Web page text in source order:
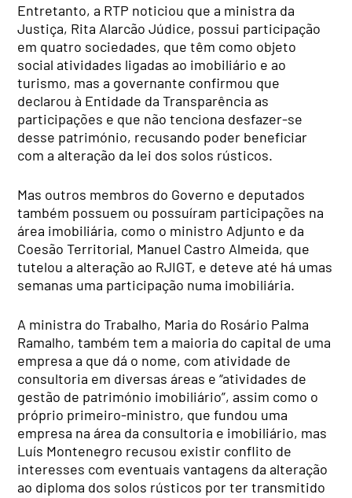
Entretanto, a RTP noticiou que a ministra da
Justiça, Rita Alarcão Júdice, possui participação
em quatro sociedades, que têm como objeto
social atividades ligadas ao imobiliário e ao
turismo, mas a governante confirmou que
declarou à Entidade da Transparência as
participações e que não tenciona desfazer-se
desse património, recusando poder beneficiar
com a alteração da lei dos solos rústicos.
Mas outros membros do Governo e deputados
também possuem ou possuíram participações na
área imobiliária, como o ministro Adjunto e da
Coesão Territorial, Manuel Castro Almeida, que
tutelou a alteração ao RJIGT, e deteve até há umas
semanas uma participação numa imobiliária.
A ministra do Trabalho, Maria do Rosário Palma
Ramalho, também tem a maioria do capital de uma
empresa a que dá o nome, com atividade de
consultoria em diversas áreas e “atividades de
gestão de património imobiliário”, assim como o
próprio primeiro-ministro, que fundou uma
empresa na área da consultoria e imobiliário, mas
Luís Montenegro recusou existir conflito de
interesses com eventuais vantagens da alteração
ao diploma dos solos rústicos por ter transmitido